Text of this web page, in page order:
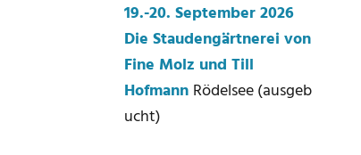
19.-20. September 2026
Die Staudengärtnerei von
Fine Molz und Till
Hofmann Rödelsee (ausgeb
ucht)